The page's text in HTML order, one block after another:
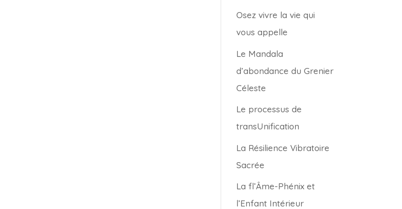
Osez vivre la vie qui
vous appelle
Le Mandala
d’abondance du Grenier
Céleste
Le processus de
transUnification
La Résilience Vibratoire
Sacrée
La fl’Âme-Phénix et
l’Enfant Intérieur